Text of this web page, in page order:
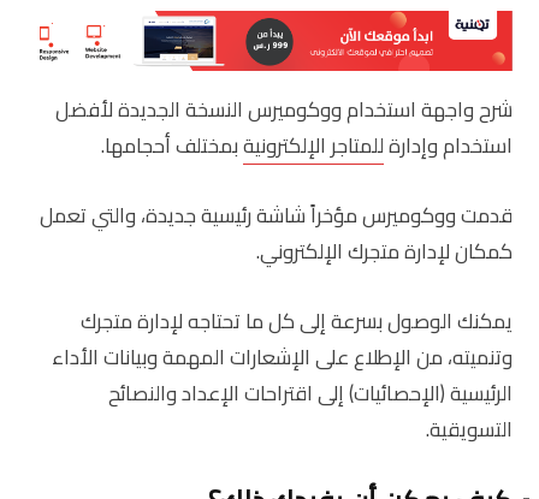
شرح واجهة استخدام ووكوميرس النسخة الجديدة لأفضل
استخدام وإدارةللمتاجر الإلكترونيةبمختلف أحجامها.
قدمت ووكوميرس مؤخراً شاشة رئيسية جديدة، والتي تعمل
كمكان لإدارة متجرك الإلكتروني.
يمكنك الوصول بسرعة إلى كل ما تحتاجه لإدارة متجرك
وتنميته، من الإطلاع على الإشعارات المهمة وبيانات الأداء
الرئيسية (الإحصائيات) إلى اقتراحات الإعداد والنصائح
التسويقية.